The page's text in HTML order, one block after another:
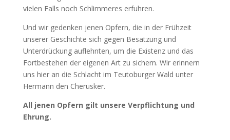
vielen Falls noch Schlimmeres erfuhren.
Und wir gedenken jenen Opfern, die in der Frühzeit
unserer Geschichte sich gegen Besatzung und
Unterdrückung auflehnten, um die Existenz und das
Fortbestehen der eigenen Art zu sichern. Wir erinnern
uns hier an die Schlacht im Teutoburger Wald unter
Hermann den Cherusker.
All jenen Opfern gilt unsere Verpflichtung und
Ehrung.